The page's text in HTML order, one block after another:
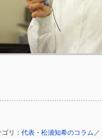
リ： 代表・松浦知希のコラム ／